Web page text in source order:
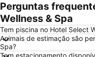
Perguntas
Wellness & Spa
Tem piscina no Hotel Select
Animais de estimação são
Spa?
Tem estacionamento